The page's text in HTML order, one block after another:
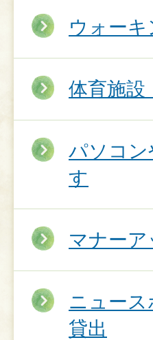
ウォーキ
体育施設
パソコン
す
マナー
ニュー
貸出